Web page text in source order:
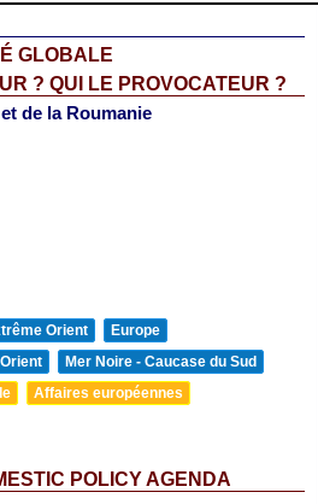
GLOBALE
? QUI LE PROVOCATEUR ?
de la Roumanie
Orient
Europe
Mer Noire - Caucase du Sud
Affaires européennes
POLICY AGENDA